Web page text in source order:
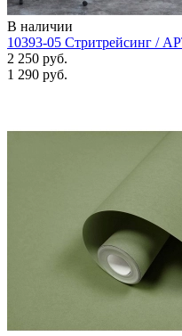
В наличии
10393-05 Стритрейсинг /
2 250 руб.
1 290 руб.